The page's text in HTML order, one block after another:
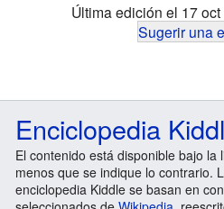
Última edición el 17
Sugerir una
Enciclopedia
El contenido está disponible bajo la
menos que se indique lo contrario.
enciclopedia Kiddle se basan en